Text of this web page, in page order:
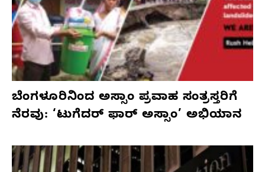
ಬೆಂಗಳೂರಿನಿಂದ ಅಸ್ಸಾಂ ಪ್ರವಾಹ ಸಂತ್ರಸ್ತರಿಗೆ
ನೆರವು: ‘ಟುಗೆದರ್ ಫಾರ್ ಅಸ್ಸಾಂ’ ಅಭಿಯಾನ